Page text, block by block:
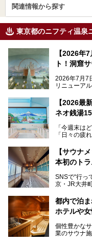
関連情報から探す
東京都のニフティ温泉
【2026年
ト！洞窟
2026年7月7
リニューア
レトロでノ
を知る地元
る、今の時
ビアバーな
す。充実し
【2026最
ネオ銭湯
「今週末は
「日々の疲
となってい
最近、SNS
本記事では
いおしゃれ
します。
【サウナ
本初のト
SNSで“行っ
京・JR大井
ツァ大井町
ポ―トしま
都内で泊
ホテルや
個性豊かな
業のサウナ